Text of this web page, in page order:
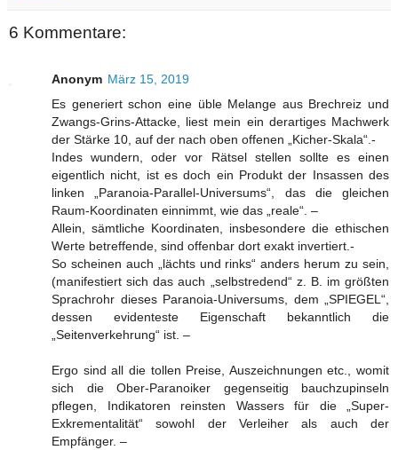
6 Kommentare:
Anonym März 15, 2019
Es generiert schon eine üble Melange aus Brechreiz und
Zwangs-Grins-Attacke, liest mein ein derartiges Machwerk
der Stärke 10, auf der nach oben offenen „Kicher-Skala“.-
Indes wundern, oder vor Rätsel stellen sollte es einen
eigentlich nicht, ist es doch ein Produkt der Insassen des
linken „Paranoia-Parallel-Universums“, das die gleichen
Raum-Koordinaten einnimmt, wie das „reale“. –
Allein, sämtliche Koordinaten, insbesondere die ethischen
Werte betreffende, sind offenbar dort exakt invertiert.-
So scheinen auch „lächts und rinks“ anders herum zu sein,
(manifestiert sich das auch „selbstredend“ z. B. im größten
Sprachrohr dieses Paranoia-Universums, dem „SPIEGEL“,
dessen evidenteste Eigenschaft bekanntlich die
„Seitenverkehrung“ ist. –
Ergo sind all die tollen Preise, Auszeichnungen etc., womit
sich die Ober-Paranoiker gegenseitig bauchzupinseln
pflegen, Indikatoren reinsten Wassers für die „Super-
Exkrementalität“ sowohl der Verleiher als auch der
Empfänger. –